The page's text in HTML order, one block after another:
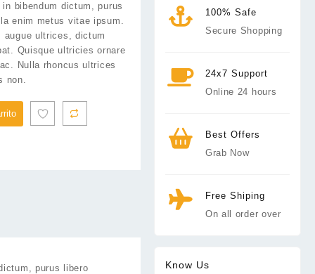
bibendum dictum, purus
enim metus vitae ipsum.
augue ultrices, dictum
Quisque ultricies ornare
Nulla rhoncus ultrices
non.
purus libero
100% Safe
Secure Shopping
24x7 Support
Online 24 hours
Best Offers
Grab Now
Free Shiping
On all order over
Know Us